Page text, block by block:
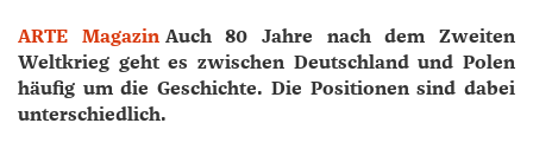
ARTE MagazinAuch 80 Jahre nach dem Zweiten
Weltkrieg geht es zwischen Deutschland und Polen
häufig um die Geschichte. Die Positionen sind dabei
unterschiedlich.